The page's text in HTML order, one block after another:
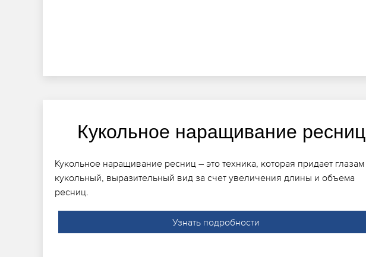
Кукольное наращивание ресниц
Кукольное наращивание ресниц – это техника, которая придает глазам
кукольный, выразительный вид за счет увеличения длины и объема
ресниц.
Узнать подробности